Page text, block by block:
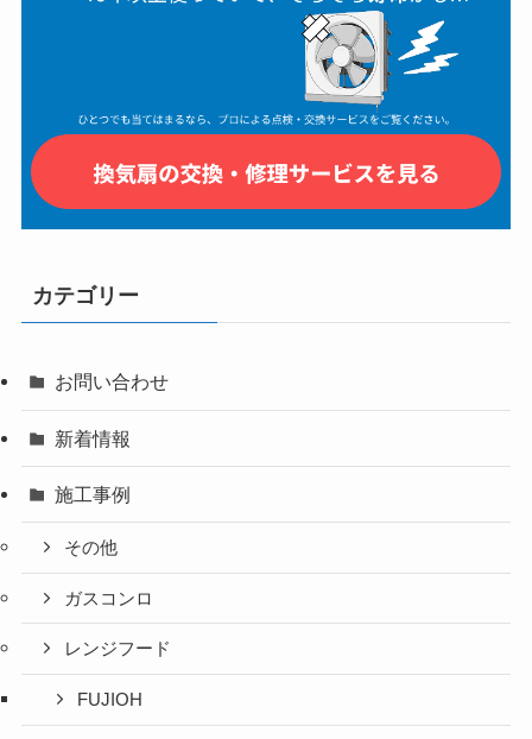
カテゴリー
お問い合わせ
新着情報
施工事例
その他
ガスコンロ
レンジフード
FUJIOH